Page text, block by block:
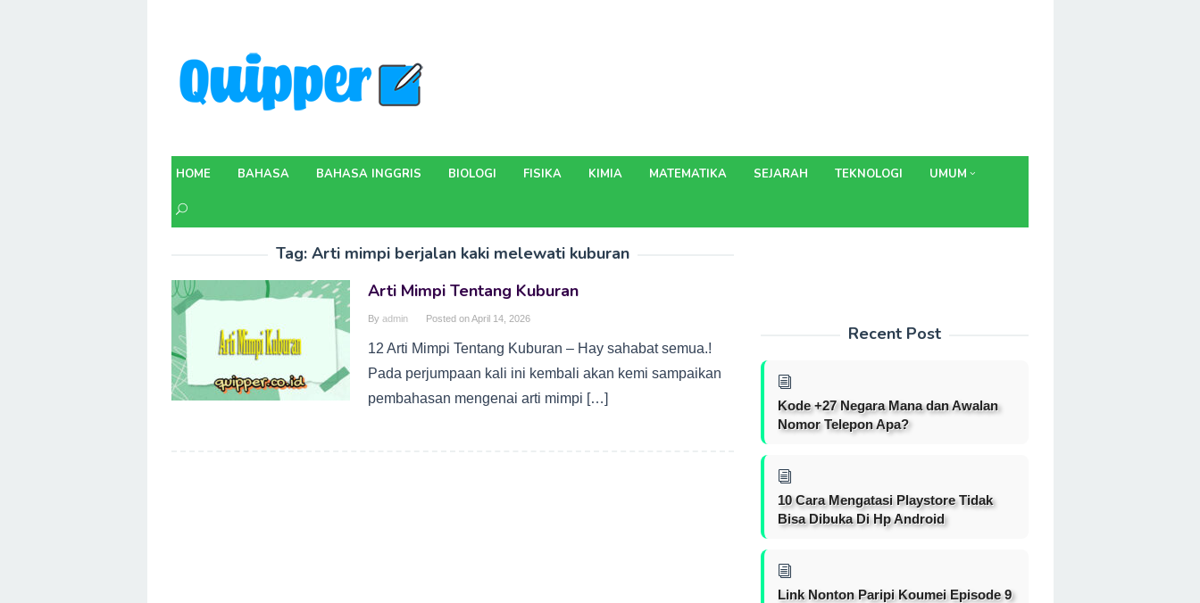
content
HOME BAHASA BAHASA INGGRIS BIOLOGI FISIKA KIMIA MATEMATIKA SEJARAH TEKNOLOGI UMUM
Tag: Arti mimpi berjalan kaki melewati kuburan
Arti Mimpi Tentang Kuburan
By admin Posted onApril 14, 2026
12 Arti Mimpi Tentang Kuburan – Hay sahabat semua.!
Pada perjumpaan kali ini kembali akan kemi sampaikan
pembahasan mengenai arti mimpi […]
Recent Post
Kode +27 Negara Mana dan Awalan
Nomor Telepon Apa?
10 Cara Mengatasi Playstore Tidak
Bisa Dibuka Di Hp Android
Link Nonton Paripi Koumei Episode 9